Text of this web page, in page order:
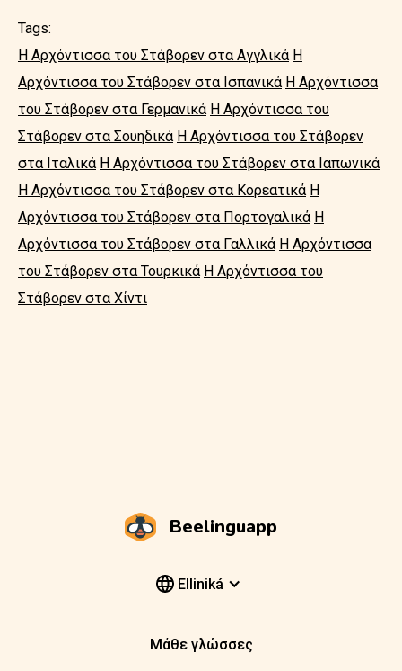
Tags:
Η Αρχόντισσα του Στάβορεν στα Αγγλικά Η
Αρχόντισσα του Στάβορεν στα Ισπανικά Η Αρχόντισσα
του Στάβορεν στα Γερμανικά Η Αρχόντισσα του
Στάβορεν στα Σουηδικά Η Αρχόντισσα του Στάβορεν
στα Ιταλικά Η Αρχόντισσα του Στάβορεν στα Ιαπωνικά
Η Αρχόντισσα του Στάβορεν στα Κορεατικά Η
Αρχόντισσα του Στάβορεν στα Πορτογαλικά Η
Αρχόντισσα του Στάβορεν στα Γαλλικά Η Αρχόντισσα
του Στάβορεν στα Τουρκικά Η Αρχόντισσα του
Στάβορεν στα Χίντι
Beelinguapp
Elliniká
Μάθε γλώσσες